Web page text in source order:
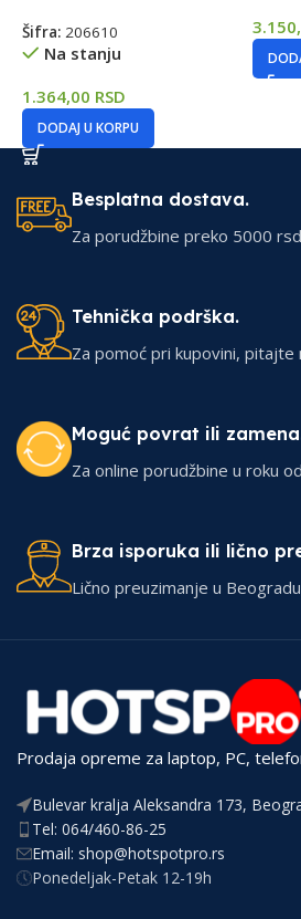
Šifra: 206610
Na stanju
1.364,00 RSD
DODAJ U KORPU
Besplatna dostava.
Za porudžbine preko 5000
Tehnička podrška.
Za pomoć pri kupovini, pitajte
Moguć povrat ili
Za online porudžbine u roku
Brza isporuka ili lično
Lično preuzimanje u
Prodaja opreme za laptop, PC,
Bulevar kralja Aleksandra 173,
Tel: 064/460-86-25
Email: shop@hotspotpro.rs
Ponedeljak-Petak 12-19h